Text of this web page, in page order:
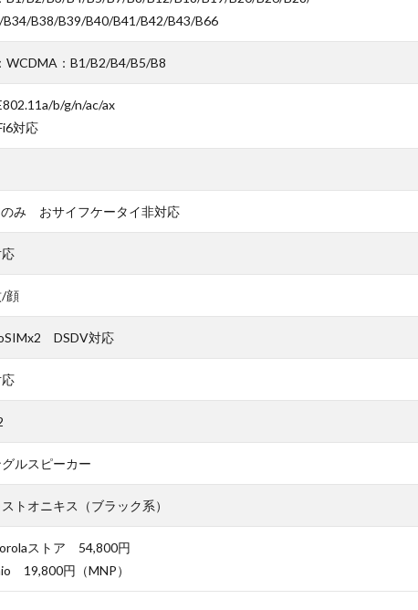
B34/B38/B39/B40/B41/B42/B43/B66
WCDMA：B1/B2/B4/B5/B8
b/g/n/ac/ax
対応
のみ おサイフケータイ非対応
顔
DSDV対応
ルスピーカー
トオニキス（ブラック系）
ストア 54,800円
19,800円（MNP）